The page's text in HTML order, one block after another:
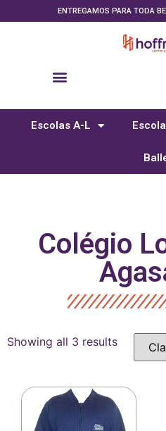
ENTREGAMOS PARA TODA
Escolas A-L
Colégio
Showing all 3 results